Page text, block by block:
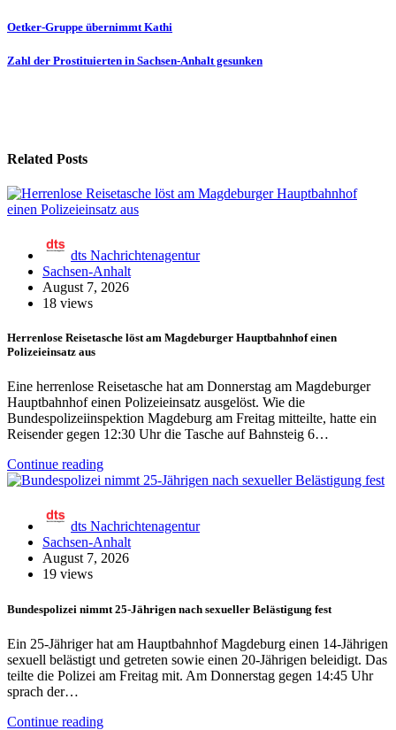
Beitragsnavigation
Oetker-Gruppe übernimmt Kathi
Zahl der Prostituierten in Sachsen-Anhalt gesunken
Related Posts
dts Nachrichtenagentur
Sachsen-Anhalt
August 7, 2026
18 views
Herrenlose Reisetasche löst am Magdeburger Hauptbahnhof einen
Polizeieinsatz aus
Eine herrenlose Reisetasche hat am Donnerstag am Magdeburger
Hauptbahnhof einen Polizeieinsatz ausgelöst. Wie die
Bundespolizeiinspektion Magdeburg am Freitag mitteilte, hatte ein
Reisender gegen 12:30 Uhr die Tasche auf Bahnsteig 6…
Continue reading
dts Nachrichtenagentur
Sachsen-Anhalt
August 7, 2026
19 views
Bundespolizei nimmt 25-Jährigen nach sexueller Belästigung fest
Ein 25-Jähriger hat am Hauptbahnhof Magdeburg einen 14-Jährigen
sexuell belästigt und getreten sowie einen 20-Jährigen beleidigt. Das
teilte die Polizei am Freitag mit. Am Donnerstag gegen 14:45 Uhr
sprach der…
Continue reading